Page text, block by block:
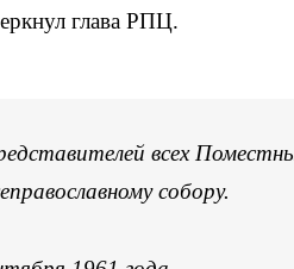
глава РПЦ.
всех
собору.